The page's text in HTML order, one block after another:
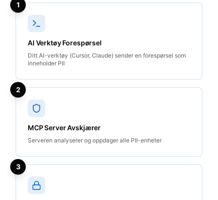
1
AI Verktøy Forespørsel
Ditt AI-verktøy (Cursor, Claude) sender en forespørsel som
inneholder PII
2
MCP Server Avskjærer
Serveren analyserer og oppdager alle PII-enheter
3